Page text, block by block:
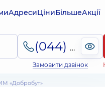
АдресиЦіниБільшеАкції
(044) 495-2-888
Замовити дзвінок
«Добробут»